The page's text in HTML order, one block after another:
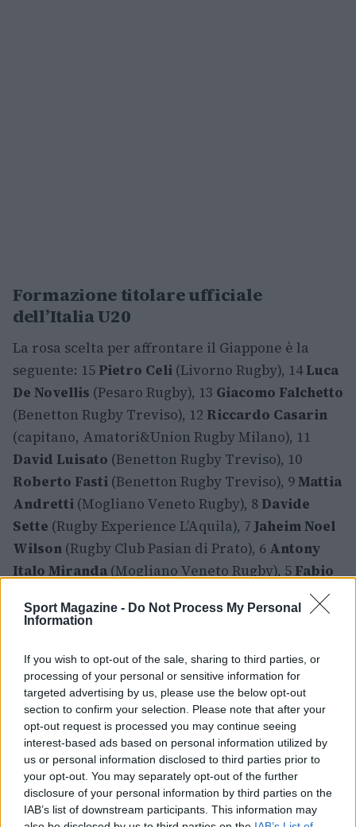
Sport Magazine - Do Not Process My Personal
Information
If you wish to opt-out of the sale, sharing to third parties, or
processing of your personal or sensitive information for
targeted advertising by us, please use the below opt-out
section to confirm your selection. Please note that after your
opt-out request is processed you may continue seeing
interest-based ads based on personal information utilized by
us or personal information disclosed to third parties prior to
your opt-out. You may separately opt-out of the further
disclosure of your personal information by third parties on the
IAB’s list of downstream participants. This information may
Formazione titolare ufficiale
dell’Italia U20
La rosa scelta per affrontare il Giappone è la
seguente: 15 Pietro Celi (Livorno Rugby), 14Luca
De Novellis (Pesaro Rugby), 13 Giacomo Falchetto
(Benetton Rugby Treviso), 12 Riccardo Casarin
(capitano, Amatori&Union Rugby Milano), 11
David Luisato (Benetton Rugby Treviso), 10
Roberto Fasti (Benetton Rugby Treviso), 9Mattia
Andretti (Mogliano Veneto Rugby), 8 Davide
Sette (Rugby Experience L’Aquila), 7Jaheim Noel
Wilson (Rugby Club Pasian di Prato), 6 Antony
Italo Miranda (Mogliano Veneto Rugby), 5 Fabio
Fardin(Rugby Casale), 3Luca Trevisan(Golden
Christian Brasini(Livorno Rugby).
Disponibili in panchina: 16Ettore Dinarte17
Giacomo Messori18Emiliano Mastropasqua19
Enoch Opoku-Gyamfi(Bath Rugby), 20Marco
Spreafichi21Carlo Antonio Bianchi22Nikolaj
Varotto (Zebre Parma), 23 Edoardo Vitale (CUS
Milano Rugby).